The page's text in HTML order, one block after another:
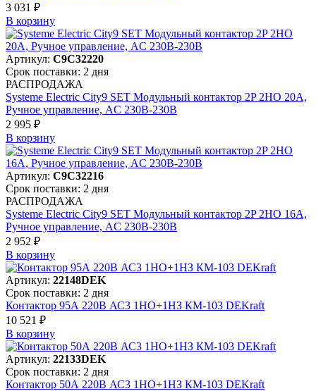
3 031 ₽
В корзинy
Артикул: C9C32220
Срок поставки: 2 дня
РАСПРОДАЖА
Systeme Electric City9 SET Модульный контактор 2P 2НО 20A,
Ручное управление, AC 230В-230В
2 995 ₽
В корзинy
Артикул: C9C32216
Срок поставки: 2 дня
РАСПРОДАЖА
Systeme Electric City9 SET Модульный контактор 2P 2НО 16A,
Ручное управление, AC 230В-230В
2 952 ₽
В корзинy
Артикул: 22148DEK
Срок поставки: 2 дня
Контактор 95А 220В АС3 1НО+1НЗ КМ-103 DEKraft
10 521 ₽
В корзинy
Артикул: 22133DEK
Срок поставки: 2 дня
Контактор 50А 220В АС3 1НО+1НЗ КМ-103 DEKraft